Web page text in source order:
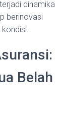
dinamika
berinovasi
Belah